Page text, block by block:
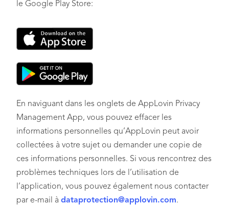
le Google Play Store:
En naviguant dans les onglets de AppLovin Privacy
Management App, vous pouvez effacer les
informations personnelles qu’AppLovin peut avoir
collectées à votre sujet ou demander une copie de
ces informations personnelles. Si vous rencontrez des
problèmes techniques lors de l’utilisation de
l’application, vous pouvez également nous contacter
par e-mail à dataprotection@applovin.com.